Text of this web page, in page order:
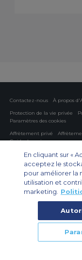
Contactez-nous À propos
Protection de la vie privée
Paramètres des cookies
Affrètement privé
Guide des avions
Private Charter App
© 2026 Air Charter
En cliquant sur «
acceptez le
pour améliorer la
utilisation et
marketing.